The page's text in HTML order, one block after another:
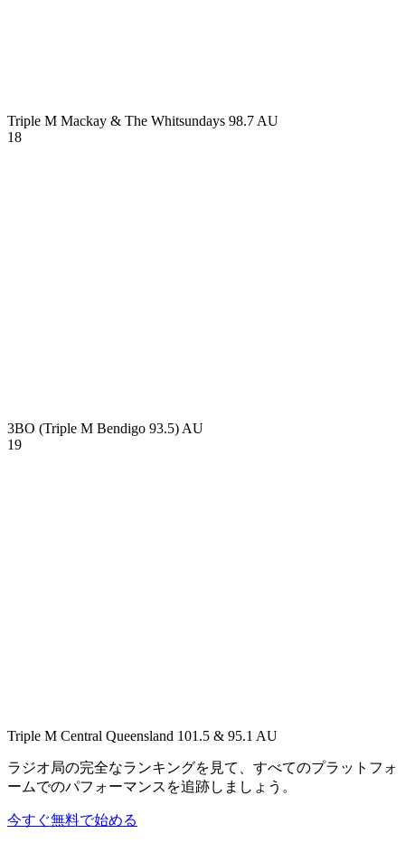
Triple M Mackay & The Whitsundays 98.7 AU
18
3BO (Triple M Bendigo 93.5) AU
19
Triple M Central Queensland 101.5 & 95.1 AU
ラジオ局の完全なランキングを見て、すべてのプラットフォ
ームでのパフォーマンスを追跡しましょう。
今すぐ無料で始める